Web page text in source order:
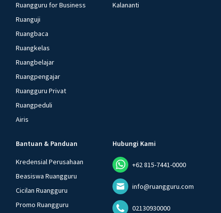
Ruangguru for Business
Ruanguji
Ruangbaca
Ruangkelas
Ruangbelajar
Ruangpengajar
Ruangguru Privat
Ruangpeduli
Airis
Kalananti
Bantuan & Panduan
Kredensial Perusahaan
Beasiswa Ruangguru
Cicilan Ruangguru
Promo Ruangguru
Hubungi Kami
+62 815-7441-0000
info@ruangguru.com
02130930000